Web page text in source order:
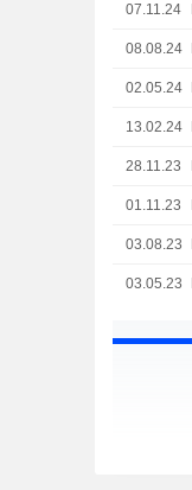
07.11.24
08.08.24
02.05.24
13.02.24
28.11.23
01.11.23
03.08.23
03.05.23